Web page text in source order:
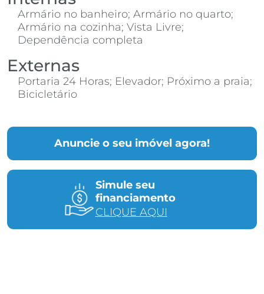
Anuncie o seu imóvel agora!
Simule seu
financiamento
CLIQUE AQUI
Armário no banheiro; Armário no quarto;
Armário na cozinha; Vista Livre;
Dependência completa
Externas
Portaria 24 Horas; Elevador; Próximo a praia;
Bicicletário